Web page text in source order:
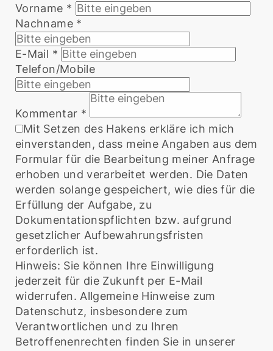
Vorname *
Nachname *
E-Mail *
Telefon/Mobile
Kommentar *
Mit Setzen des Hakens erkläre ich mich
einverstanden, dass meine Angaben aus dem
Formular für die Bearbeitung meiner Anfrage
erhoben und verarbeitet werden. Die Daten
werden solange gespeichert, wie dies für die
Erfüllung der Aufgabe, zu
Dokumentationspflichten bzw. aufgrund
gesetzlicher Aufbewahrungsfristen
erforderlich ist.
Hinweis: Sie können Ihre Einwilligung
jederzeit für die Zukunft per E-Mail
widerrufen. Allgemeine Hinweise zum
Datenschutz, insbesondere zum
Verantwortlichen und zu Ihren
Betroffenenrechten finden Sie in unserer